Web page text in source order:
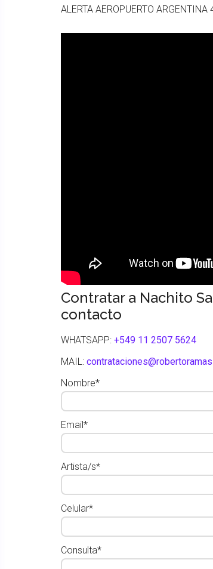
ALERTA AEROPUERTO ARGENTINA
Contratar a Nachito
contacto
WHATSAPP: +549 11 2507 5624
MAIL:
Nombre*
Email*
Artista/s*
Celular*
Consulta*